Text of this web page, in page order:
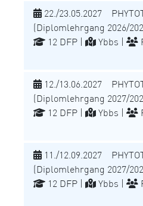
22./23.05.2027
(Diplomlehrgang 2026/
12 DFP |
Ybbs |
12./13.06.2027
(Diplomlehrgang 2027/
12 DFP |
Ybbs |
11./12.09.2027
(Diplomlehrgang 2027/
12 DFP |
Ybbs |